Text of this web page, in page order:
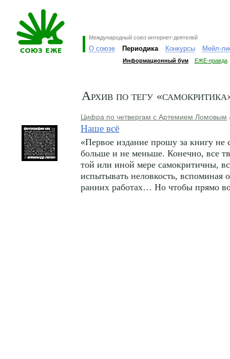
Международный союз интернет-деятелей
О союзе Периодика Конкурсы Мейл-
Информационный бум ЕЖЕ-правда
Архив по тегу
Цифра по четвергам с Артемием Ломовым
Наше всё
«Первое издание прошу за книгу не
больше и не меньше. Конечно, все
той или иной мере самокритичны,
испытывать неловкость, вспоминая
ранних работах… Но чтобы прямо